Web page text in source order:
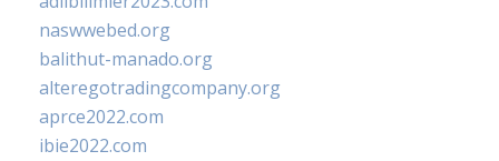
naswwebed.org
balithut-manado.org
alteregotradingcompany.org
aprce2022.com
ibie2022.com